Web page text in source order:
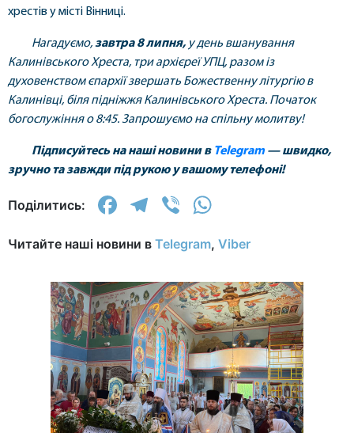
хрестів у місті Вінниці.
Нагадуємо,завтра 8 липня,у день вшанування
Калинівського Хреста, три архієреї УПЦ, разом із
духовенством єпархії звершать Божественну літургію в
Калинівці, біля підніжжя Калинівського Хреста. Початок
богослужіння о 8:45. Запрошуємо на спільну молитву!
Підписуйтесь на наші новини в Telegram — швидко,
зручно та завжди під рукою у вашому телефоні!
Поділитись: Facebook
Telegram
Viber
Читайте наші новини в Telegram, Viber